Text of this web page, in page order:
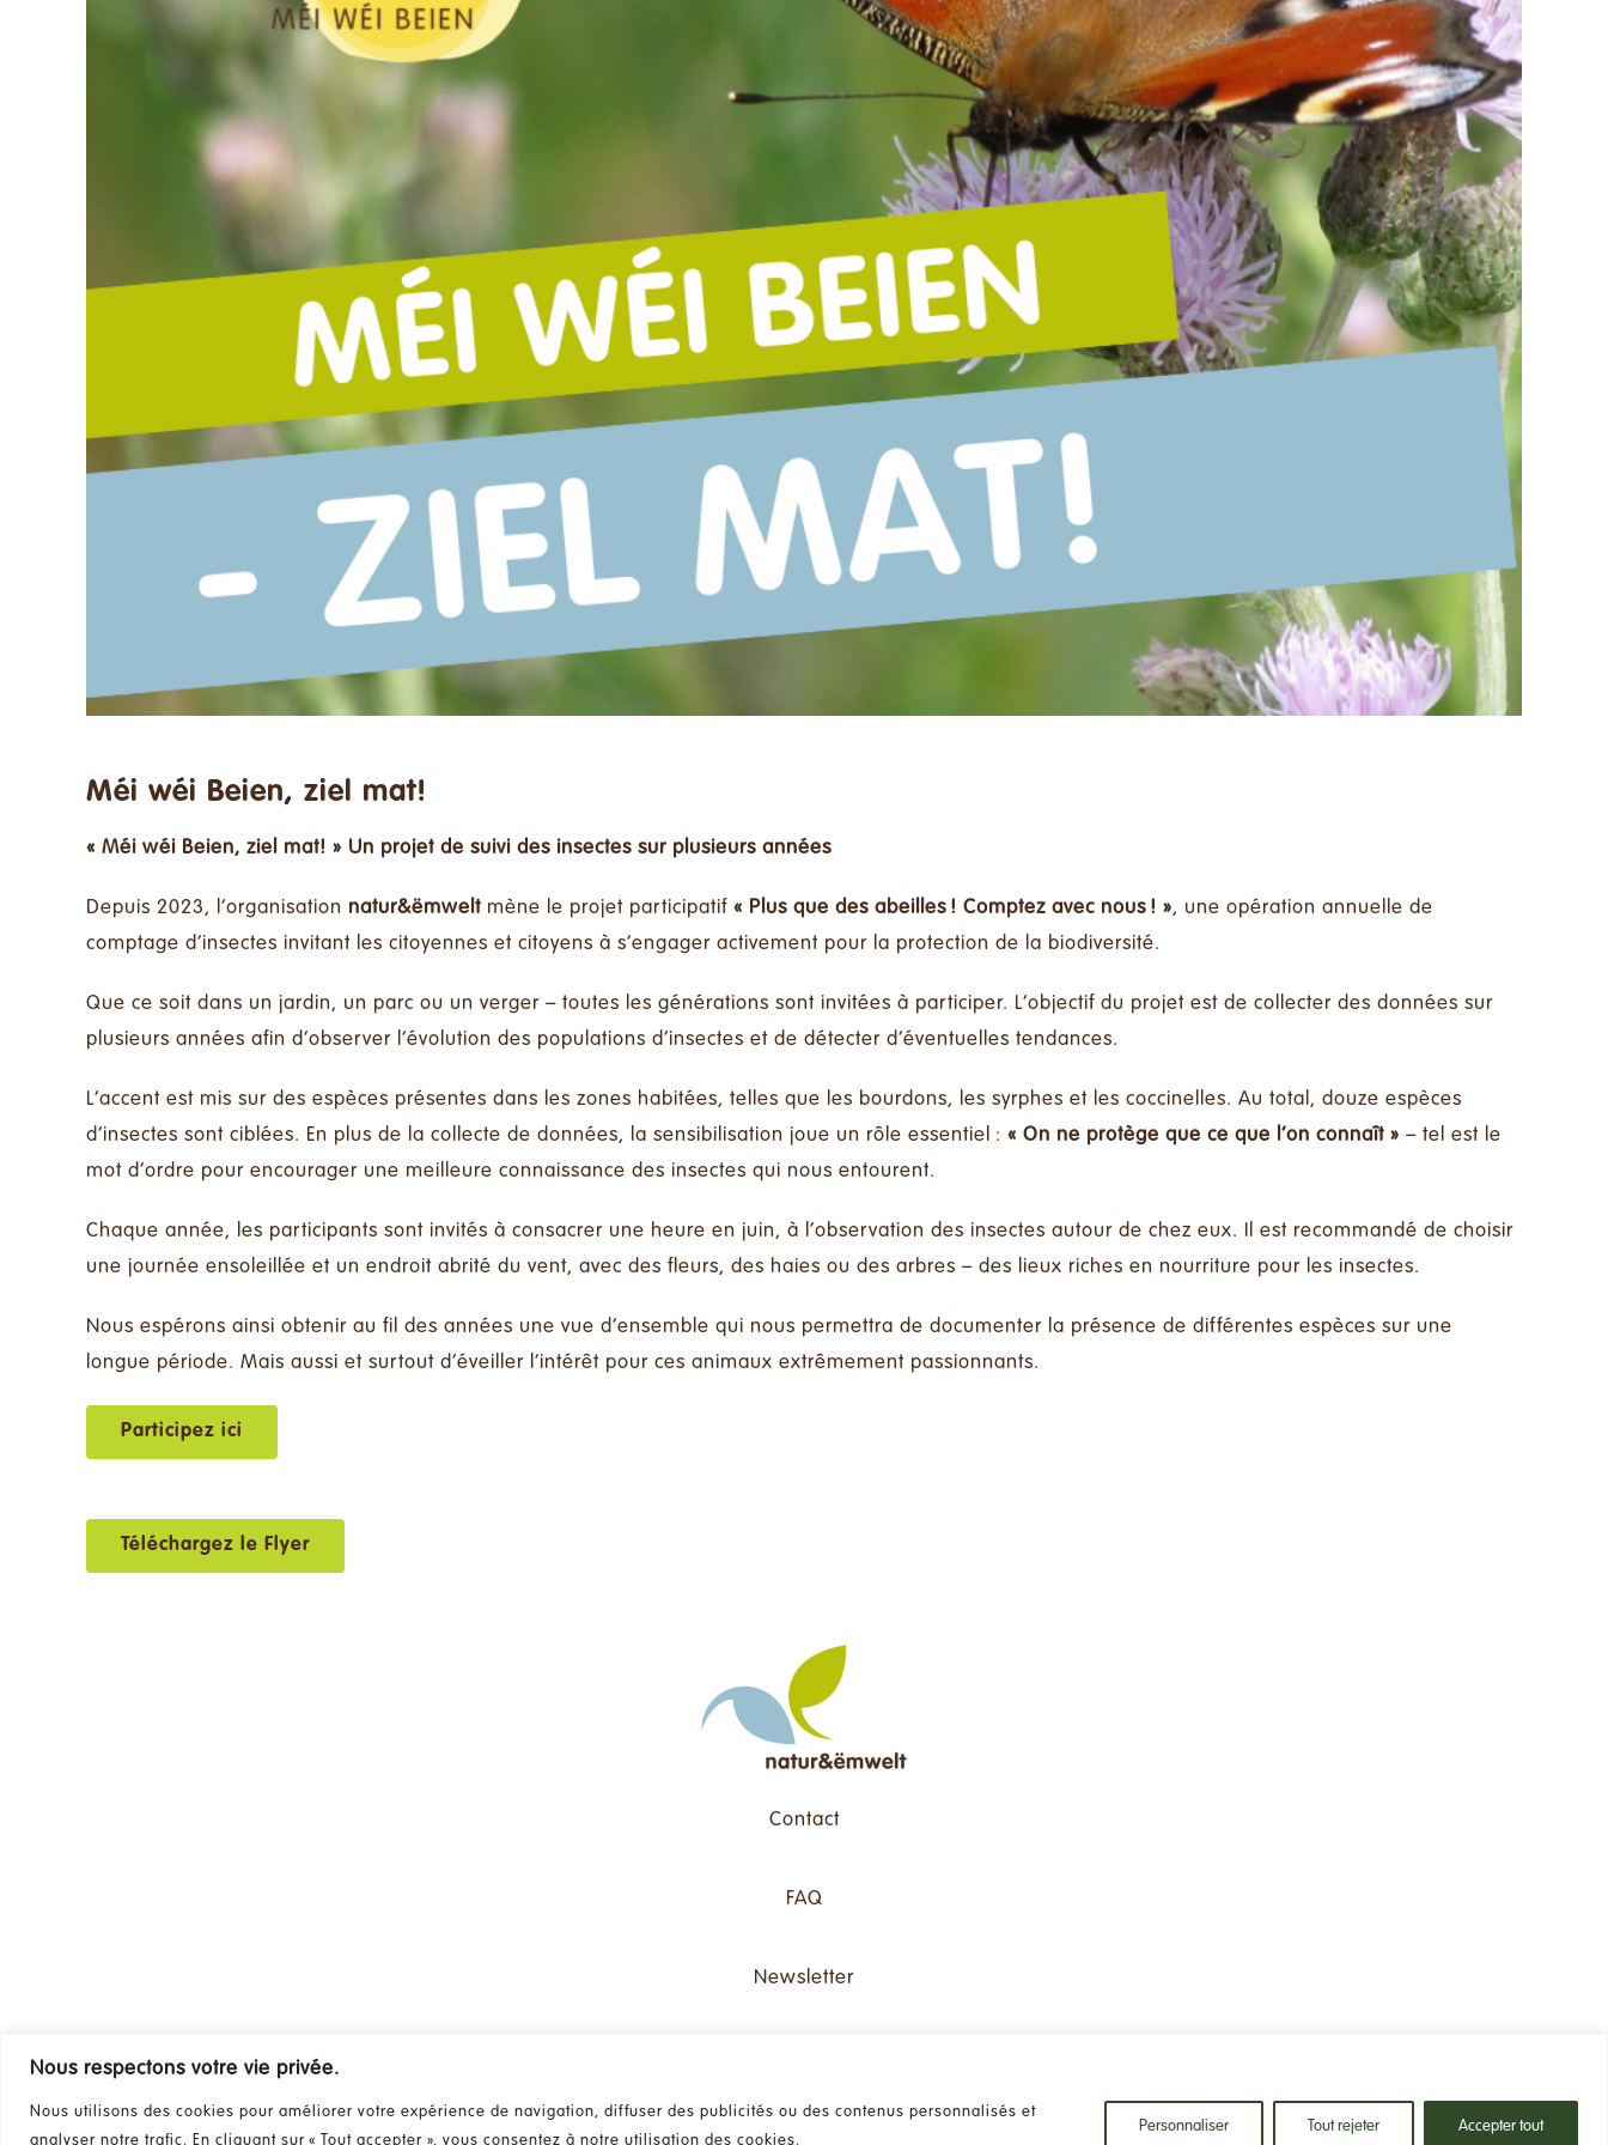
Nous respectons votre vie privée.
Nous utilisons des cookies pour améliorer votre expérience de navigation, diffuser des publicités ou des contenus personnalisés et
analyser notre trafic. En cliquant sur « Tout accepter », vous consentez à notre utilisation des cookies.
Personnaliser Tout rejeter Accepter tout
Contact
Français
Méi wéi Beien, ziel mat!
« Méi wéi Beien, ziel mat! » Un projet de suivi des insectes sur plusieurs années
Depuis 2023, l’organisation natur&ëmwelt mène le projet participatif « Plus que des abeilles ! Comptez avec nous ! », une opération annuelle de
comptage d’insectes invitant les citoyennes et citoyens à s’engager activement pour la protection de la biodiversité.
Que ce soit dans un jardin, un parc ou un verger – toutes les générations sont invitées à participer. L’objectif du projet est de collecter des données sur
plusieurs années afin d’observer l’évolution des populations d’insectes et de détecter d’éventuelles tendances.
L’accent est mis sur des espèces présentes dans les zones habitées, telles que les bourdons, les syrphes et les coccinelles. Au total, douze espèces
d’insectes sont ciblées. En plus de la collecte de données, la sensibilisation joue un rôle essentiel : « On ne protège que ce que l’on connaît » – tel est le
mot d’ordre pour encourager une meilleure connaissance des insectes qui nous entourent.
Chaque année, les participants sont invités à consacrer une heure en juin, à l’observation des insectes autour de chez eux. Il est recommandé de choisir
une journée ensoleillée et un endroit abrité du vent, avec des fleurs, des haies ou des arbres – des lieux riches en nourriture pour les insectes.
Nous espérons ainsi obtenir au fil des années une vue d’ensemble qui nous permettra de documenter la présence de différentes espèces sur une
longue période. Mais aussi et surtout d’éveiller l’intérêt pour ces animaux extrêmement passionnants.
Participez ici
Téléchargez le Flyer
Contact
FAQ
Newsletter